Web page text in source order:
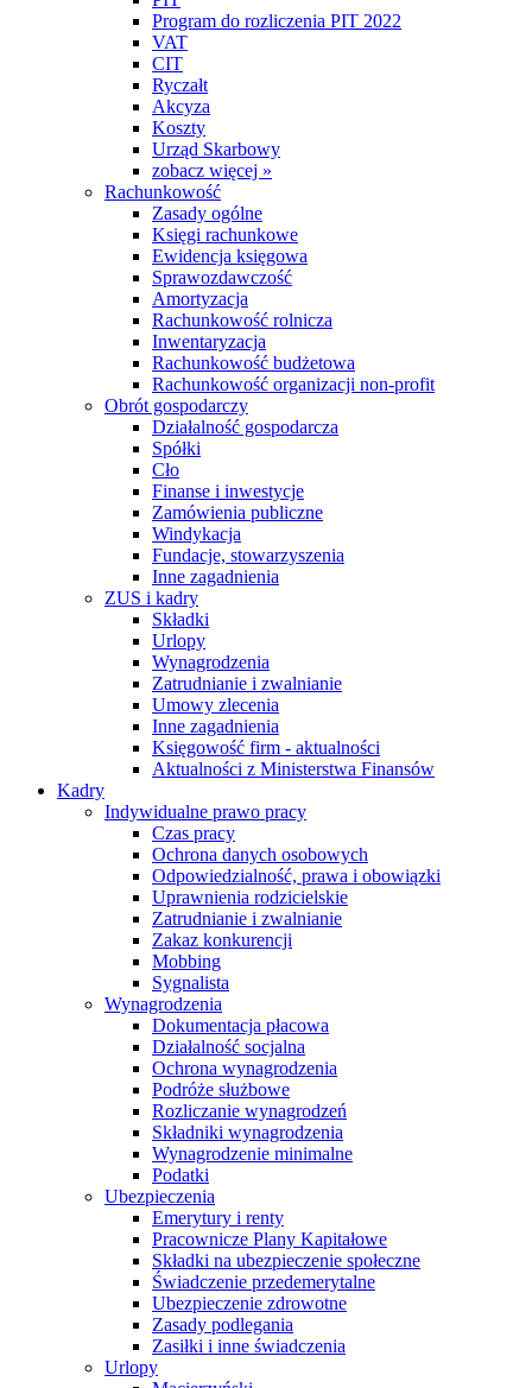
Program do rozliczenia PIT 2022
VAT
CIT
Ryczałt
Akcyza
Koszty
Urząd Skarbowy
zobacz więcej »
Rachunkowość
Zasady ogólne
Księgi rachunkowe
Ewidencja księgowa
Sprawozdawczość
Amortyzacja
Rachunkowość rolnicza
Inwentaryzacja
Rachunkowość budżetowa
Rachunkowość organizacji non-profit
Obrót gospodarczy
Działalność gospodarcza
Spółki
Cło
Finanse i inwestycje
Zamówienia publiczne
Windykacja
Fundacje, stowarzyszenia
Inne zagadnienia
ZUS i kadry
Składki
Urlopy
Wynagrodzenia
Zatrudnianie i zwalnianie
Umowy zlecenia
Inne zagadnienia
Księgowość firm - aktualności
Aktualności z Ministerstwa Finansów
Kadry
Indywidualne prawo pracy
Czas pracy
Ochrona danych osobowych
Odpowiedzialność, prawa i obowiązki
Uprawnienia rodzicielskie
Zatrudnianie i zwalnianie
Zakaz konkurencji
Mobbing
Sygnalista
Wynagrodzenia
Dokumentacja płacowa
Działalność socjalna
Ochrona wynagrodzenia
Podróże służbowe
Rozliczanie wynagrodzeń
Składniki wynagrodzenia
Wynagrodzenie minimalne
Podatki
Ubezpieczenia
Emerytury i renty
Pracownicze Plany Kapitałowe
Składki na ubezpieczenie społeczne
Świadczenie przedemerytalne
Ubezpieczenie zdrowotne
Zasady podlegania
Zasiłki i inne świadczenia
Urlopy